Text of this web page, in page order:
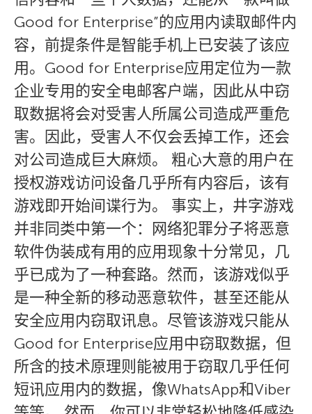
Good for Enterprise”的应用内读取邮件内
容，前提条件是智能手机上已安装了该应
用。Good for Enterprise应用定位为一款
企业专用的安全电邮客户端，因此从中窃
取数据将会对受害人所属公司造成严重危
害。因此，受害人不仅会丢掉工作，还会
对公司造成巨大麻烦。 粗心大意的用户在
授权游戏访问设备几乎所有内容后，该有
游戏即开始间谍行为。 事实上，井字游戏
并非同类中第一个：网络犯罪分子将恶意
软件伪装成有用的应用现象十分常见，几
乎已成为了一种套路。然而，该游戏似乎
是一种全新的移动恶意软件，甚至还能从
安全应用内窃取讯息。尽管该游戏只能从
Good for Enterprise应用中窃取数据，但
所含的技术原理则能被用于窃取几乎任何
短讯应用内的数据，像WhatsApp和Viber